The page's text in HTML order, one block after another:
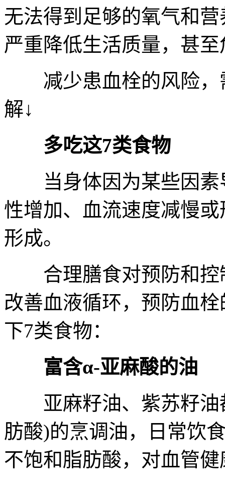
无法得到足够的氧气和
严重降低生活质量，甚
减少患血栓的风险，
解↓
多吃这7类食物
当身体因为某些因素
性增加、血流速度减慢
形成。
合理膳食对预防和控
改善血液循环，预防血
下7类食物：
富含α-亚麻酸的油
亚麻籽油、紫苏籽油
肪酸)的烹调油，日常饮
不饱和脂肪酸，对血管